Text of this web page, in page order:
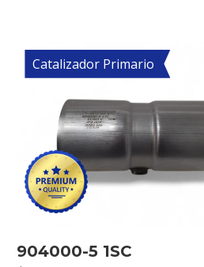
Catalizador Primario
904000-5 1SC